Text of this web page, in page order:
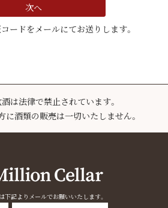
次へ
ードをメールにてお送りします。
は法律で禁止されています。
に酒類の販売は一切いたしません。
下記よりメールでお願いいたします。